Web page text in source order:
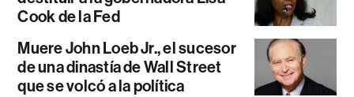
Cook de la Fed
Muere John Loeb Jr., el sucesor
de una dinastía de Wall Street
que se volcó a la política